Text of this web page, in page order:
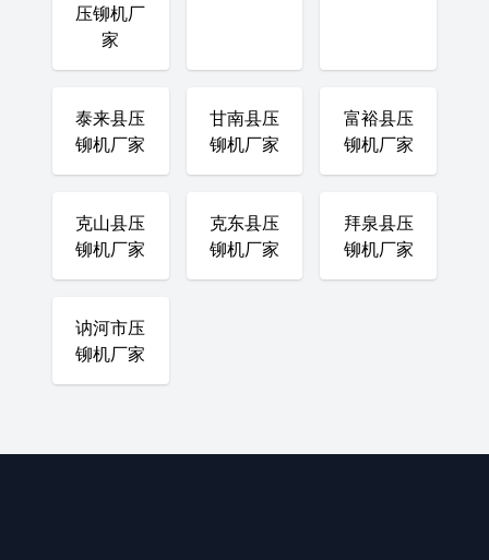
压铆机厂
家
泰来县压
铆机厂家
甘南县压
铆机厂家
富裕县压
铆机厂家
克山县压
铆机厂家
克东县压
铆机厂家
拜泉县压
铆机厂家
讷河市压
铆机厂家